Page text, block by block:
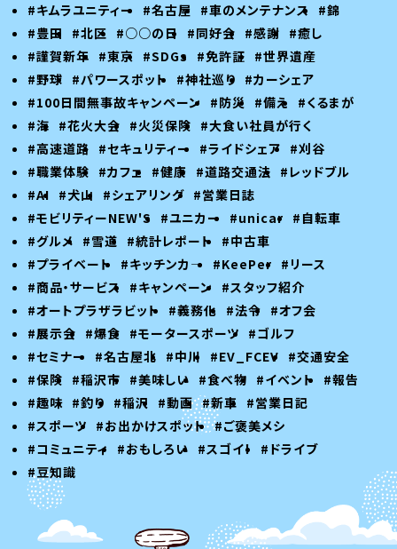
#キムラユニティー
#名古屋 #車のメンテナンス
#錦
#豊田
#北区 #○○の日 #同好会 #感謝 #癒し
#謹賀新年 #東京 #SDGs #免許証 #世界遺産
#野球 #パワースポット #神社巡り #カーシェア
#100日間無事故キャンペーン
#防災 #備え
#くるまが
#海 #花火大会 #火災保険 #大食い社員が行く
#高速道路 #セキュリティー #ライドシェア #刈谷
#職業体験 #カフェ #健康 #道路交通法 #レッドブル
#AI #犬山 #シェアリング #営業日誌
#モビリティーNEW'S
#ユニカー #unicar #自転車
#グルメ #雪道 #統計レポート
#中古車
#プライベート
#キッチンカ― #KeePer #リース
#商品・サービス
#キャンペーン
#スタッフ紹介
#オートプラザラビット
#義務化 #法令 #オフ会
#展示会 #爆食 #モータースポーツ #ゴルフ
#セミナー
#名古屋北 #中川 #EV_FCEV #交通安全
#保険 #稲沢市 #美味しい #食べ物 #イベント
#報告
#趣味 #釣り #稲沢 #動画 #新車 #営業日記
#スポーツ #お出かけスポット #ご褒美メシ
#コミュニティ
#おもしろい #スゴイ！
#ドライブ
#豆知識